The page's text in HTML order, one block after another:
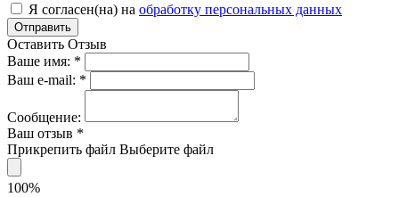
Я согласен(на) на обработку персональных данных
Оставить Отзыв
Ваше имя: *
Ваш e-mail: *
Сообщение:
Ваш отзыв *
Прикрепить файл Выберите файл
100%